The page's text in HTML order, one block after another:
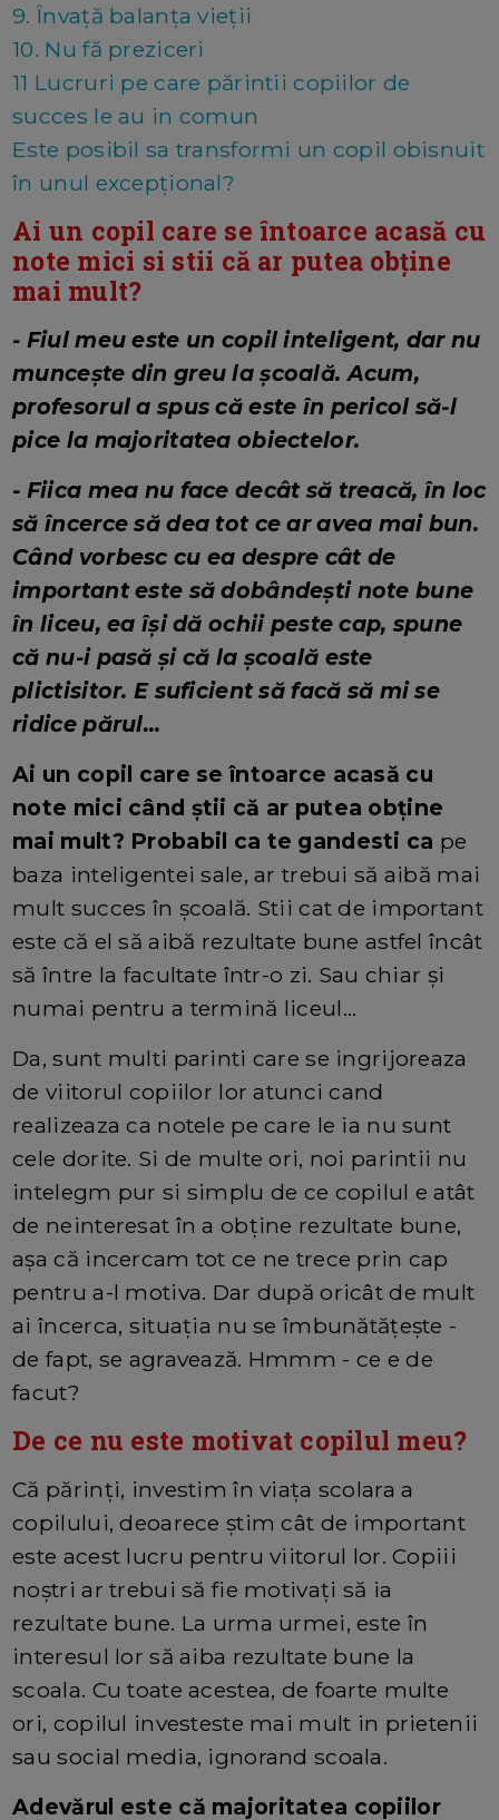
9. Învaţă balanța vieții
10. Nu fă preziceri
11 Lucruri pe care părintii copiilor de
succes le au in comun
Este posibil sa transformi un copil obisnuit
în unul excepțional?
Ai un copil care se întoarce acasă cu
note mici si stii că ar putea obține
mai mult?
- Fiul meu este un copil inteligent, dar nu
muncește din greu la școală. Acum,
profesorul a spus că este în pericol să-l
pice la majoritatea obiectelor.
- Fiica mea nu face decât să treacă, în loc
să încerce să dea tot ce ar avea mai bun.
Când vorbesc cu ea despre cât de
important este să dobândești note bune
în liceu, ea își dă ochii peste cap, spune
că nu-i pasă și că la şcoală este
plictisitor. E suficient să facă să mi se
ridice părul...
Ai un copil care se întoarce acasă cu
note mici când știi că ar putea obține
mai mult? Probabil ca te gandesti ca pe
baza inteligentei sale, ar trebui să aibă mai
mult succes în școală. Stii cat de important
este că el să aibă rezultate bune astfel încât
să între la facultate într-o zi. Sau chiar şi
numai pentru a termină liceul...
Da, sunt multi parinti care se ingrijoreaza
de viitorul copiilor lor atunci cand
realizeaza ca notele pe care le ia nu sunt
cele dorite. Si de multe ori, noi parintii nu
intelegm pur si simplu de ce copilul e atât
de neinteresat în a obţine rezultate bune,
așa că incercam tot ce ne trece prin cap
pentru a-l motiva. Dar după oricât de mult
ai încerca, situația nu se îmbunătățește -
de fapt, se agravează. Hmmm - ce e de
facut?
De ce nu este motivat copilul meu?
Că părinți, investim în viața scolara a
copilului, deoarece știm cât de important
este acest lucru pentru viitorul lor. Copiii
noștri ar trebui să fie motivați să ia
rezultate bune. La urma urmei, este în
interesul lor să aiba rezultate bune la
scoala. Cu toate acestea, de foarte multe
ori, copilul investeste mai mult in prietenii
sau social media, ignorand scoala.
Adevărul este că majoritatea copiilor